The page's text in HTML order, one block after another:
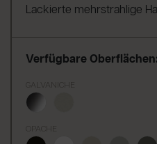
Lackierte mehrstrahlige
Verfügbare Oberflächen:
GALVANICHE